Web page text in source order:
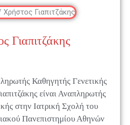
Γιαπιτζάκης
Καθηγητής Γενετικής
είναι Αναπληρωτής
στην Ιατρική Σχολή του
Πανεπιστημίου Αθηνών